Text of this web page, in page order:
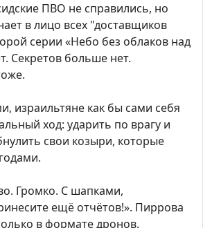
ПВО не справились, но
в лицо всех "доставщиков
серии «Небо без облаков над
Секретов больше нет.
израильтяне как бы сами себя
ход: ударить по врагу и
свои козыри, которые
Громко. С шапками,
ещё отчётов!». Пиррова
в формате дронов.